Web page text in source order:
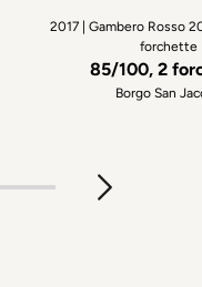
2017 | Gambero Rosso
forchette
85/100, 2
Borgo San